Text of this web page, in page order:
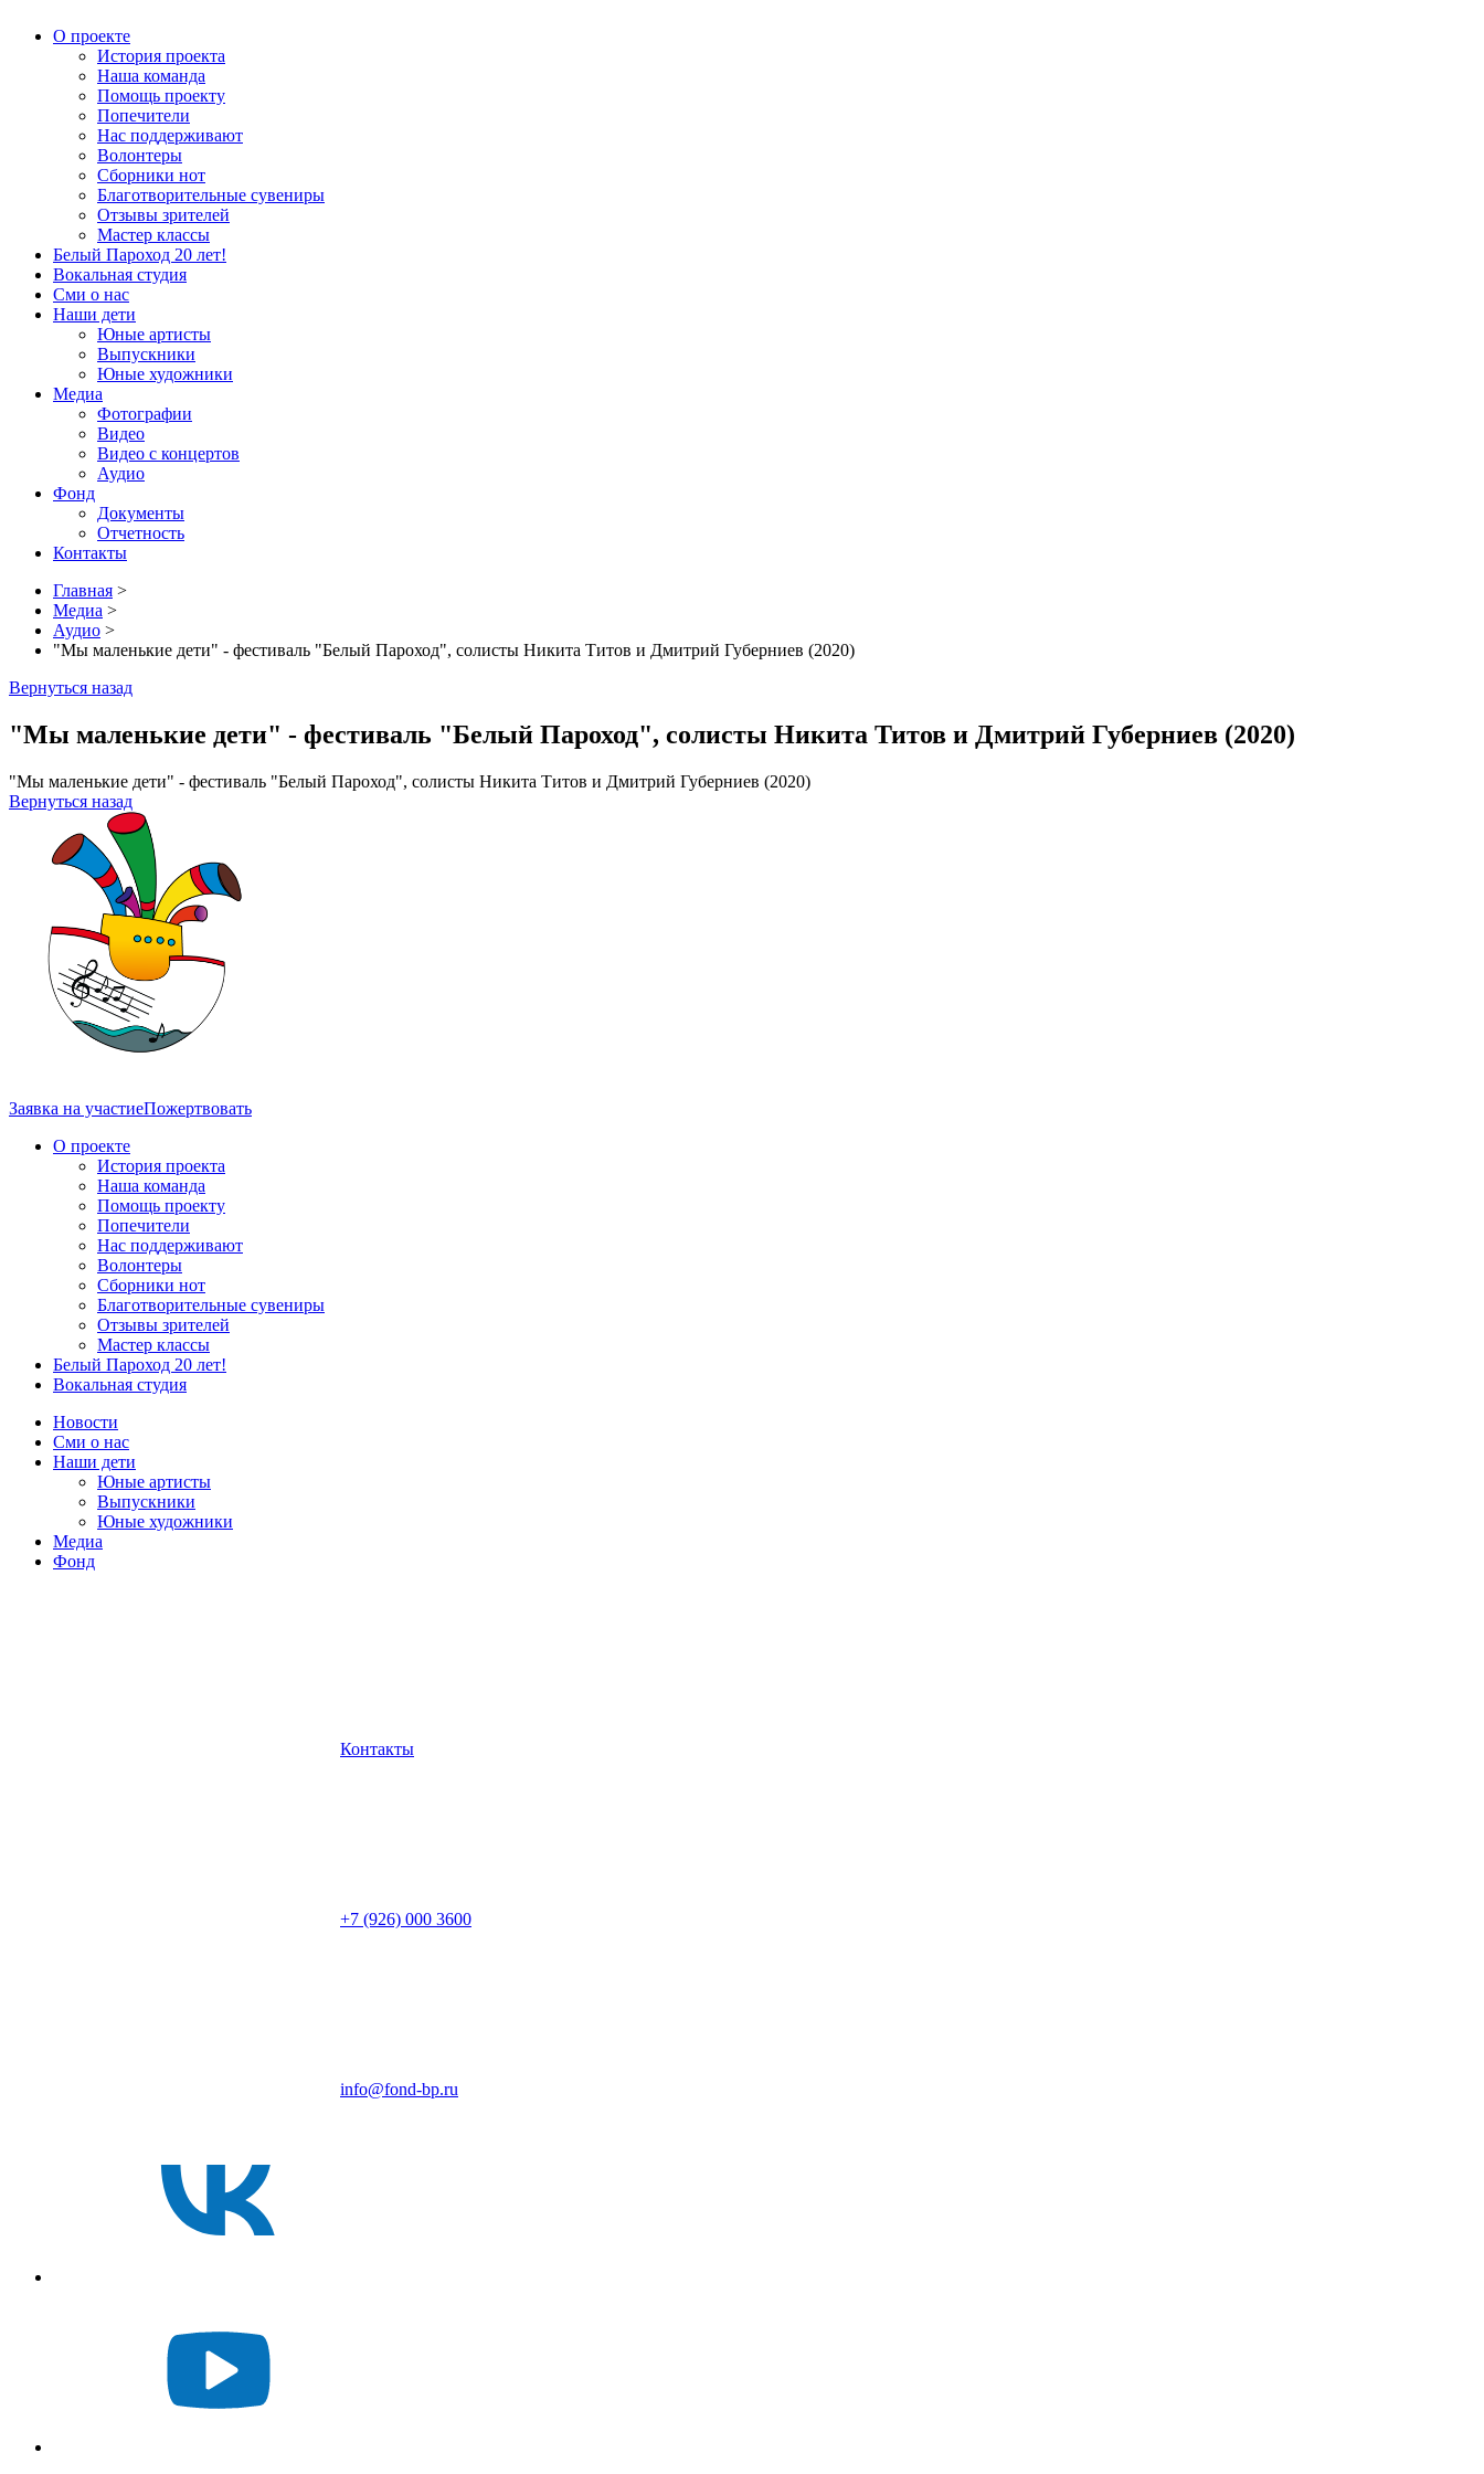
О проекте
История проекта
Наша команда
Помощь проекту
Попечители
Нас поддерживают
Волонтеры
Сборники нот
Благотворительные сувениры
Отзывы зрителей
Мастер классы
Белый Пароход 20 лет!
Вокальная студия
Сми о нас
Наши дети
Юные артисты
Выпускники
Юные художники
Медиа
Фотографии
Видео
Видео с концертов
Аудио
Фонд
Документы
Отчетность
Контакты
Главная >
Медиа >
Аудио >
"Мы маленькие дети" - фестиваль "Белый Пароход", солисты Никита Титов и Дмитрий Губерниев (2020)
Вернуться назад
"Мы маленькие дети" - фестиваль "Белый Пароход", солисты Никита Титов и Дмитрий Губерниев (2020)
"Мы маленькие дети" - фестиваль "Белый Пароход", солисты Никита Титов и Дмитрий Губерниев (2020)
Вернуться назад
Заявка на участиеПожертвовать
О проекте
История проекта
Наша команда
Помощь проекту
Попечители
Нас поддерживают
Волонтеры
Сборники нот
Благотворительные сувениры
Отзывы зрителей
Мастер классы
Белый Пароход 20 лет!
Вокальная студия
Новости
Сми о нас
Наши дети
Юные артисты
Выпускники
Юные художники
Медиа
Фонд
Контакты
+7 (926) 000 3600
info@fond-bp.ru